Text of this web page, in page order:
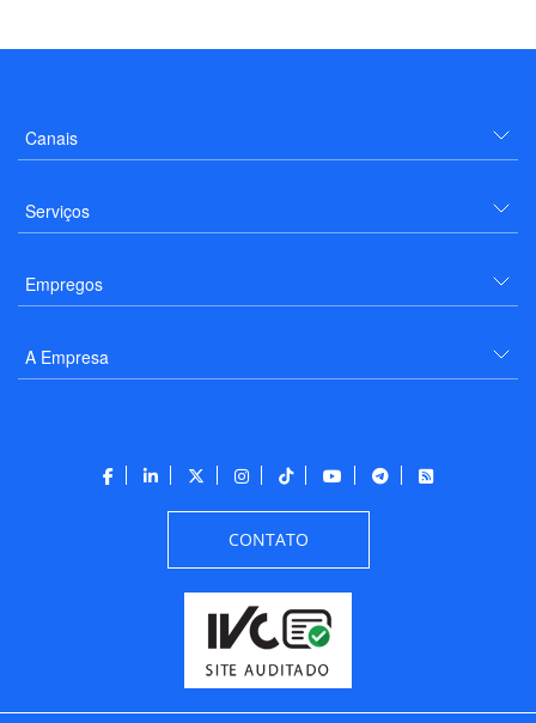
Canais
Serviços
Empregos
A Empresa
CONTATO